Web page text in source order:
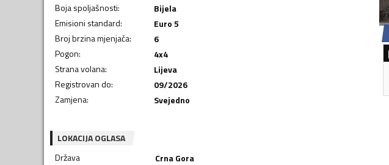
Boja spoljašnosti:
Bijela
Emisioni standard:
Euro 5
Broj brzina mjenjača:
6
Pogon:
4x4
Strana volana:
Lijeva
Registrovan do:
09/2026
Zamjena: Svejedno
LOKACIJA OGLASA
Država
Crna Gora